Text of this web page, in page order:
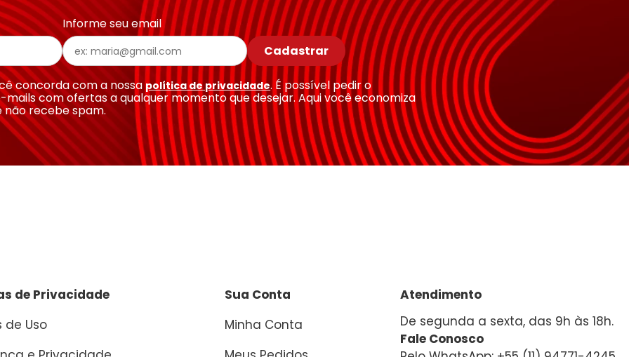
Informe seu email
Cadastrar
concorda com a nossa política de privacidade. É possível pedir o
com ofertas a qualquer momento que desejar. Aqui você economiza
não recebe spam.
de Privacidade
de Uso
Sua Conta
Minha Conta
Atendimento
De segunda a sexta, das 9h às 18h.
Fale Conosco